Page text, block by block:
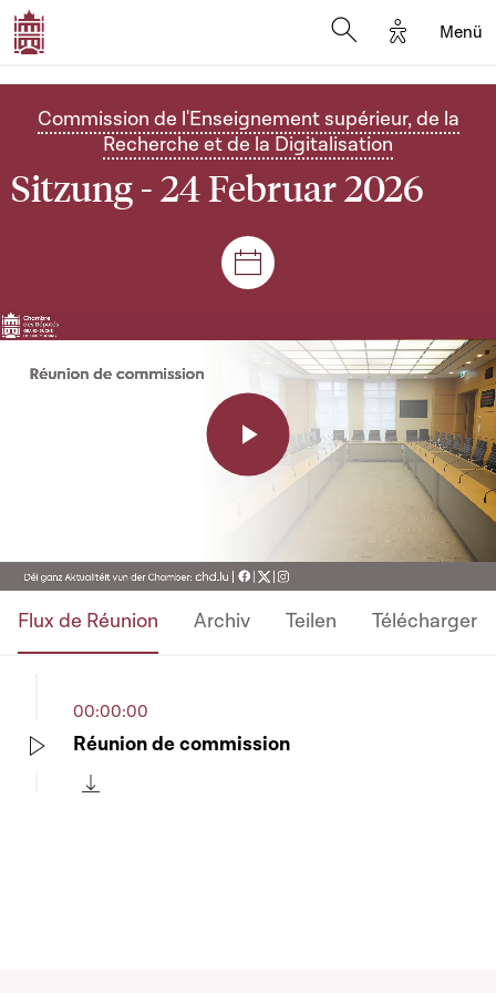
Options
Menü
Commission de l'Enseignement supérieur, de la
Recherche et de la Digitalisation
Sitzung - 24 Februar 2026
Plenar- und
Play
Video
Flux de Réunion Archiv Teilen Télécharger
00:00:00
Réunion de commission